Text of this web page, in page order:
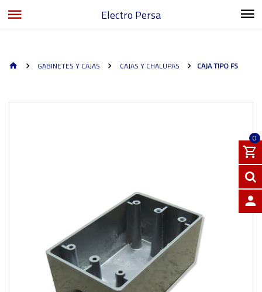
Electro Persa
0
GABINETES Y CAJAS CAJAS Y CHALUPAS CAJA TIPO FS